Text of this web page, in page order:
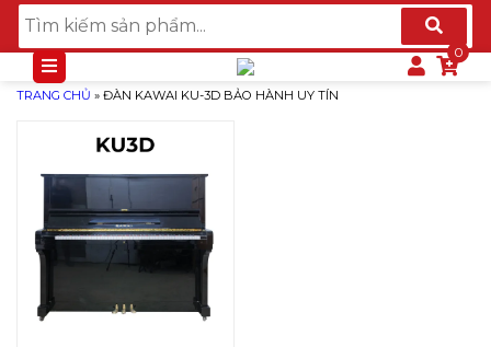
TRANG CHỦ » ĐÀN KAWAI KU-3D BẢO HÀNH UY TÍN